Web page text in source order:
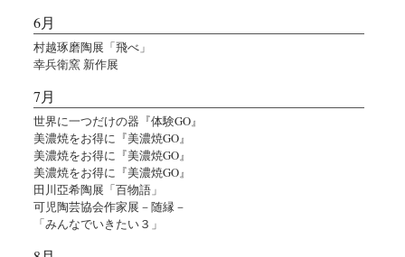
6月
村越琢磨陶展「飛べ」
幸兵衛窯 新作展
7月
世界に一つだけの器『体験GO』
美濃焼をお得に『美濃焼GO』
美濃焼をお得に『美濃焼GO』
美濃焼をお得に『美濃焼GO』
田川亞希陶展「百物語」
可児陶芸協会作家展－随縁－
「みんなでいきたい３」